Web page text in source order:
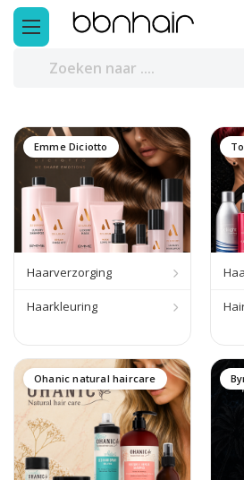
Emme Diciotto
Haarverzorging
Haarkleuring
Ohanic natural haircare